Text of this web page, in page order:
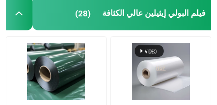
فيلم مثبط للتآكل المتطاير
فيلم BOPP
فيلم واقية PE
فيلم البولي إيثيلين عالي الكثافة (28)